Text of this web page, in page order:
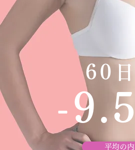
60
-
平均の